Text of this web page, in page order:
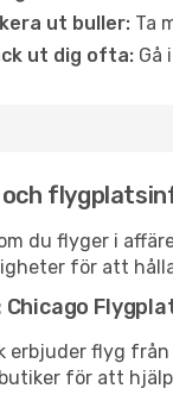
ut buller: Ta
ut dig ofta: Gå
och
du flyger i
för att
Chicago
erbjuder flyg
för att